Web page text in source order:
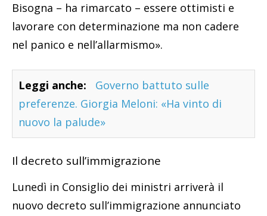
Bisogna – ha rimarcato – essere ottimisti e
lavorare con determinazione ma non cadere
nel panico e nell’allarmismo».
Leggi anche:
Governo battuto sulle
preferenze. Giorgia Meloni: «Ha vinto di
nuovo la palude»
Il decreto sull’immigrazione
Lunedì in Consiglio dei ministri arriverà il
nuovo decreto sull’immigrazione annunciato